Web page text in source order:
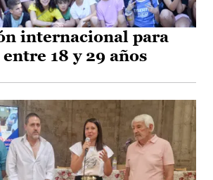
internacional para
18 y 29 años